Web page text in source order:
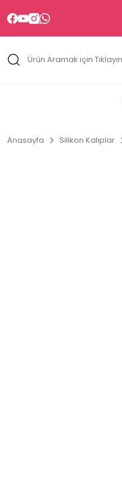
Anasayfa Silikon Kalıplar